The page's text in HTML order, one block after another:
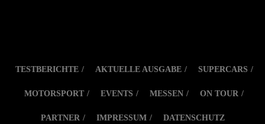
TESTBERICHTE AKTUELLE AUSGABE SUPERCARS
MOTORSPORT EVENTS MESSEN ON TOUR
PARTNER IMPRESSUM DATENSCHUTZ